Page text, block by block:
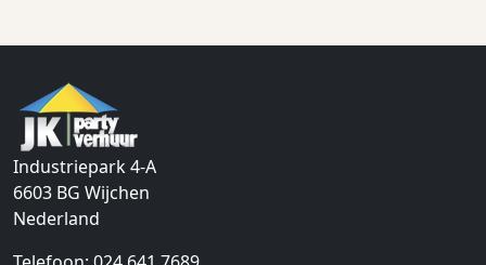
Industriepark 4-A
6603 BG Wijchen
Nederland